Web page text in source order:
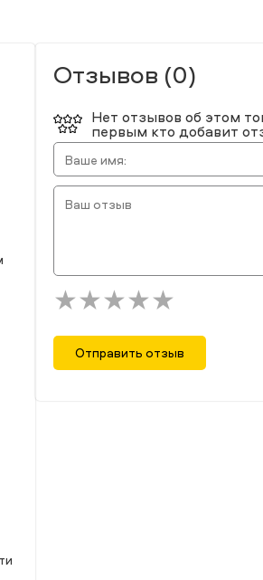
Отзывов (0)
Нет отзывов об этом
первым кто добавит
Отправить отзыв